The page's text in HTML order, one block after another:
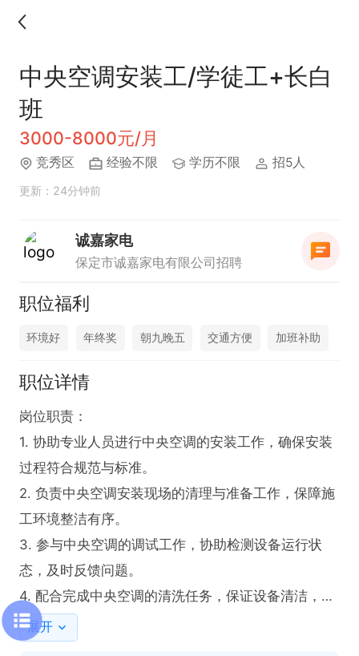
中央空调安装工/学徒工+长白
班
3000-8000元/月
竞秀区 经验不限 学历不限 招5人
更新：24分钟前
诚嘉家电
保定市诚嘉家电有限公司招聘
职位福利
环境好 年终奖 朝九晚五 交通方便 加班补助
职位详情
岗位职责：
1. 协助专业人员进行中央空调的安装工作，确保安装
过程符合规范与标准。
2. 负责中央空调安装现场的清理与准备工作，保障施
工环境整洁有序。
3. 参与中央空调的调试工作，协助检测设备运行状
态，及时反馈问题。
4. 配合完成中央空调的清洗任务，保证设备清洁，维
持良好运行效果。
5. 学习并掌握中央空调安装相关的工具、仪器使用方
展开